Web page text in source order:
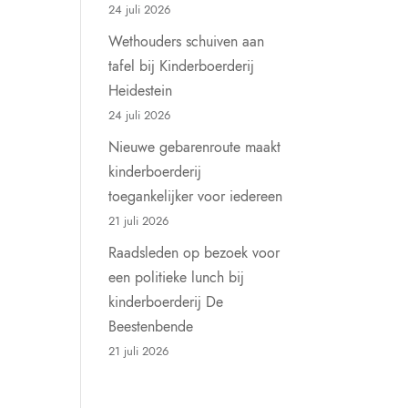
24 juli 2026
Wethouders schuiven aan
tafel bij Kinderboerderij
Heidestein
24 juli 2026
Nieuwe gebarenroute maakt
kinderboerderij
toegankelijker voor iedereen
21 juli 2026
Raadsleden op bezoek voor
een politieke lunch bij
kinderboerderij De
Beestenbende
21 juli 2026